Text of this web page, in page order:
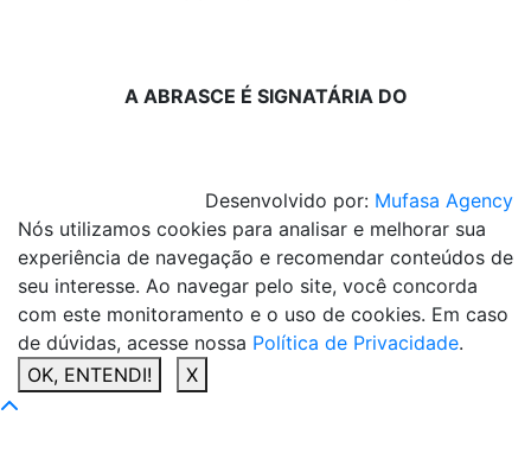
A ABRASCE É SIGNATÁRIA DO
Desenvolvido por: Mufasa Agency
Nós utilizamos cookies para analisar e melhorar sua
experiência de navegação e recomendar conteúdos de
seu interesse. Ao navegar pelo site, você concorda
com este monitoramento e o uso de cookies. Em caso
de dúvidas, acesse nossa Política de Privacidade.
OK, ENTENDI!
X